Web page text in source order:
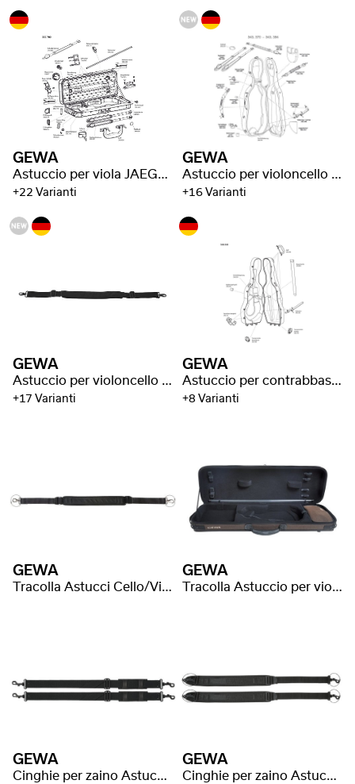
GEWA
Astuccio per viola JAEGER Prestige
+22 Varianti
GEWA
Astuccio per violoncello Idea Original Carbon 2.9
+16 Varianti
GEWA
Astuccio per violoncello Air
+17 Varianti
GEWA
Astuccio per contrabbasso Idea Mammut
+8 Varianti
GEWA
Tracolla Astucci Cello/Violino/Viola
GEWA
Tracolla Astuccio per violino/viola
GEWA
Cinghie per zaino Astuccio per violino/viola
GEWA
Cinghie per zaino Astuccio per violino/viola